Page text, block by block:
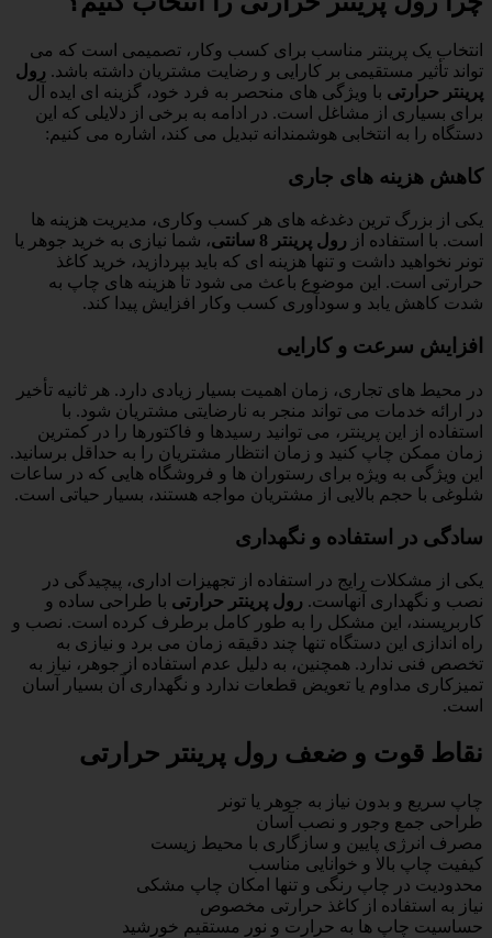
انتخاب یک پرینتر مناسب برای کسب وکار، تصمیمی است که می
تواند تأثیر مستقیمی بر کارایی و رضایت مشتریان داشته باشد. رول
پرینتر حرارتی با ویژگی های منحصر به فرد خود، گزینه ای ایده آل
برای بسیاری از مشاغل است. در ادامه به برخی از دلایلی که این
دستگاه را به انتخابی هوشمندانه تبدیل می کند، اشاره می کنیم:
کاهش هزینه های جاری
یکی از بزرگ ترین دغدغه های هر کسب وکاری، مدیریت هزینه ها
است. با استفاده از رول پرینتر 8 سانتی
، شما نیازی به خرید جوهر یا
تونر نخواهید داشت و تنها هزینه ای که باید بپردازید، خرید کاغذ
حرارتی است. این موضوع باعث می شود تا هزینه های چاپ به
شدت کاهش یابد و سودآوری کسب وکار افزایش پیدا کند.
افزایش سرعت و کارایی
در محیط های تجاری، زمان اهمیت بسیار زیادی دارد. هر ثانیه تأخیر
در ارائه خدمات می تواند منجر به نارضایتی مشتریان شود. با
استفاده از این پرینتر، می توانید رسیدها و فاکتورها را در کمترین
زمان ممکن چاپ کنید و زمان انتظار مشتریان را به حداقل برسانید.
این ویژگی به ویژه برای رستوران ها و فروشگاه هایی که در ساعات
شلوغی با حجم بالایی از مشتریان مواجه هستند، بسیار حیاتی است.
سادگی در استفاده و نگهداری
یکی از مشکلات رایج در استفاده از تجهیزات اداری، پیچیدگی در
نصب و نگهداری آنهاست. رول پرینتر حرارتی با طراحی ساده و
کاربرپسند، این مشکل را به طور کامل برطرف کرده است. نصب و
راه اندازی این دستگاه تنها چند دقیقه زمان می برد و نیازی به
تخصص فنی ندارد. همچنین، به دلیل عدم استفاده از جوهر، نیاز به
تمیزکاری مداوم یا تعویض قطعات ندارد و نگهداری آن بسیار آسان
است.
نقاط قوت و ضعف رول پرینتر حرارتی
چاپ سریع و بدون نیاز به جوهر یا تونر
طراحی جمع وجور و نصب آسان
مصرف انرژی پایین و سازگاری با محیط زیست
کیفیت چاپ بالا و خوانایی مناسب
محدودیت در چاپ رنگی و تنها امکان چاپ مشکی
نیاز به استفاده از کاغذ حرارتی مخصوص
حساسیت چاپ ها به حرارت و نور مستقیم خورشید